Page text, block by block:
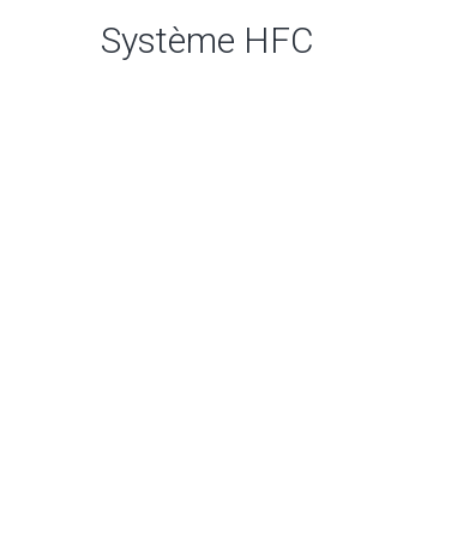
Système HFC